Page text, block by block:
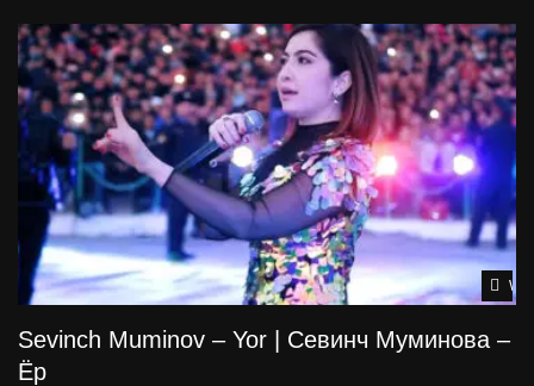
Sevinch Muminov – Yor | Севинч Муминова –
Ёр